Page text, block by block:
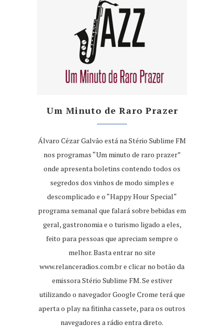
Um Minuto de Raro Prazer
Álvaro Cézar Galvão está na Stério Sublime FM
nos programas “Um minuto de raro prazer”
onde apresenta boletins contendo todos os
segredos dos vinhos de modo simples e
descomplicado e o “Happy Hour Special“
programa semanal que falará sobre bebidas em
geral, gastronomia e o turismo ligado a eles,
feito para pessoas que apreciam sempre o
melhor. Basta entrar no site
www.relanceradios.com.bre clicar no botão da
emissora Stério Sublime FM. Se estiver
utilizando o navegador Google Crome terá que
aperta o play na fitinha cassete, para os outros
navegadores a rádio entra direto.